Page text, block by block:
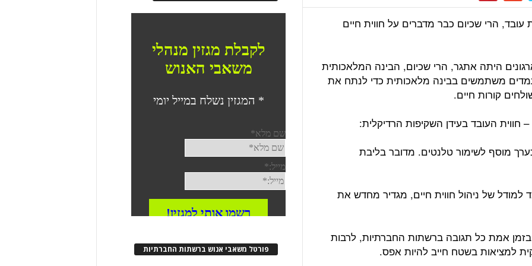
עובד, הרי שכיום כבר מדברים על חווית חיים
היתה אתגר, הרי שכיום, הבינה המלאכותית
משתמשים בבינה מלאכותית כדי לנתח את
קורות חיים.
העובד בעידן השקיפות הרדיקלית:
מוסף לשימור טלנטים. מדובר בליבת
למודל של ניהול חווית חיים, מגדיר מחדש את
אמת כל תגובה ברשתות החברתיות, לרבות
למציאות בשטח חייב להיות אפס.
פורטל משאבי אנוש ברשתות החברתיות